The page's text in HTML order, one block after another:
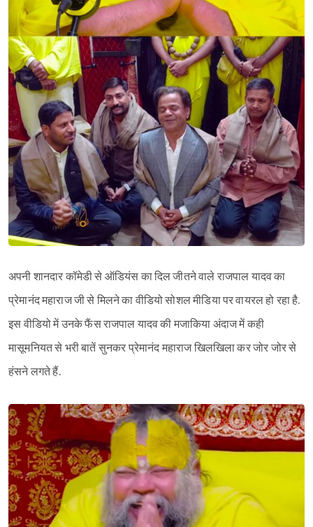
अपनी शानदार कॉमेडी से ऑडियंस का दिल जीतने वाले राजपाल यादव का
प्रेमानंद महाराज जी से मिलने का वीडियो सोशल मीडिया पर वायरल हो रहा है.
इस वीडियो में उनके फैंस राजपाल यादव की मजाकिया अंदाज में कही
मासूमनियत से भरी बातें सुनकर प्रेमानंद महाराज खिलखिला कर जोर जोर से
हंसने लगते हैं.